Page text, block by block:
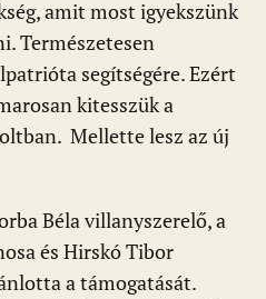
amit most igyekszünk
Természetesen
segítségére. Ezért
kitesszük a
Mellette lesz az új
Béla villanyszerelő, a
és Hirskó Tibor
a támogatását.